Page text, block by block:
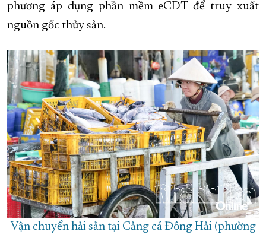
phương áp dụng phần mềm eCDT để truy xuất
nguồn gốc thủy sản.
Vận chuyển hải sản tại Cảng cá Đông Hải (phường